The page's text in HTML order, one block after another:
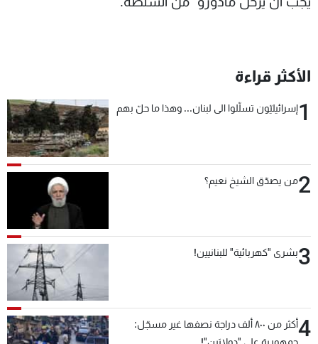
الأكثر قراءة
1إسرائيليّون تسلّلوا الى لبنان... وهذا ما حلّ بهم
2من يصدّق الشيخ نعيم؟
3بشرى "كهربائية" للبنانيين!
4
أكثر من ٨٠٠ ألف دراجة نصفها غير مسجّل: